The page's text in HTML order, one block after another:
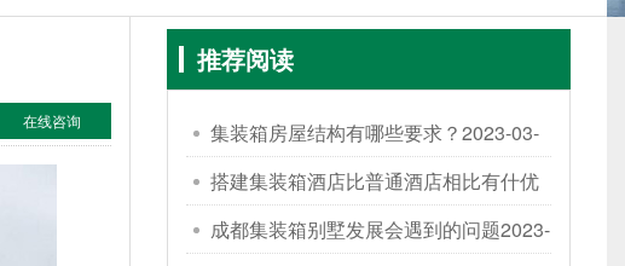
在线咨询
推荐阅读
集装箱房屋结构有哪些要求？2023-03-
09
搭建集装箱酒店比普通酒店相比有什优
势2023-03-09
成都集装箱别墅发展会遇到的问题2023-